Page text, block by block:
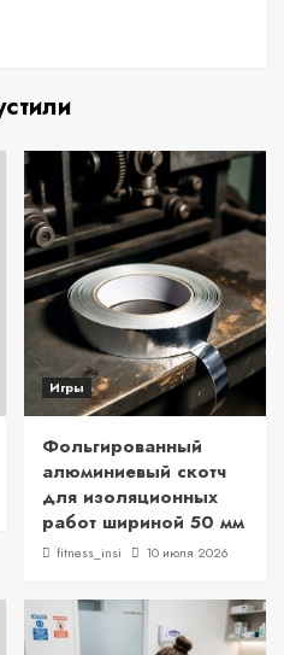
Игры
Фольгированный
алюминиевый скотч
для изоляционных
работ шириной 50 мм
fitness_insi 10 июля 2026